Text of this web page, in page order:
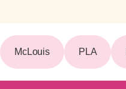
McLouis PLA